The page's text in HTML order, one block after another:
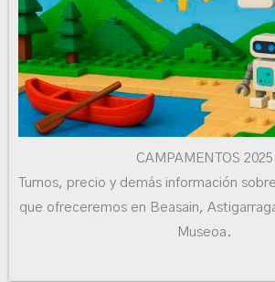
CAMPAMENTOS 2025
Turnos, precio y demás información
que ofreceremos en Beasain,
Museoa.